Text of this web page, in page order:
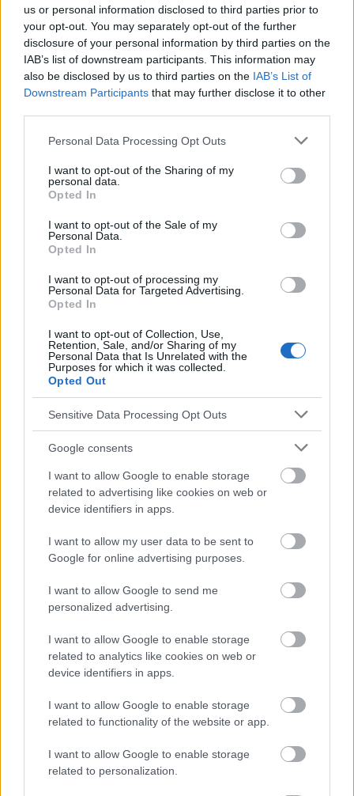
us or personal information disclosed to third parties prior to
your opt-out. You may separately opt-out of the further
disclosure of your personal information by third parties on the
IAB’s list of downstream participants. This information may
also be disclosed by us to third parties on the IAB’s List of
Downstream Participants that may further disclose it to other
Please note that this website/app uses one or more Google
not limited to your visit or usage behaviour. You may click to
grant or deny consent to Google and its third-party tags to
use your data for below specified purposes in below Google
consent section.
Personal Data Processing Opt Outs
I want to opt-out of the Sharing of my
personal data.
Opted In
I want to opt-out of the Sale of my
Personal Data.
Opted In
I want to opt-out of processing my
Personal Data for Targeted Advertising.
Opted In
I want to opt-out of Collection, Use,
Retention, Sale, and/or Sharing of my
Personal Data that Is Unrelated with the
Purposes for which it was collected.
Opted Out
Sensitive Data Processing Opt Outs
Google consents
I want to allow Google to enable storage
related to advertising like cookies on web or
device identifiers in apps.
I want to allow my user data to be sent to
Google for online advertising purposes.
I want to allow Google to send me
personalized advertising.
I want to allow Google to enable storage
related to analytics like cookies on web or
device identifiers in apps.
I want to allow Google to enable storage
related to functionality of the website or app.
I want to allow Google to enable storage
related to personalization.
Lire le texte suivant de la catégorie:
Fracture de la phalange ou fracture
de la phalange - premiers secours
10-05-2022
Mgr inż. Edyta Żyromska
Vous pouvez lire ce texte en 3 min.
Main cassée